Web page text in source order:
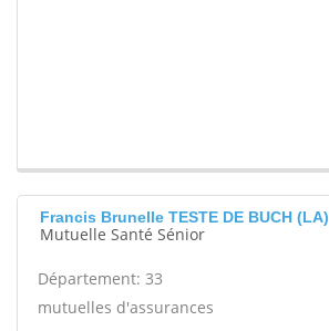
Francis Brunelle TESTE DE BUCH (LA)
Mutuelle Santé Sénior
Département: 33
mutuelles d'assurances